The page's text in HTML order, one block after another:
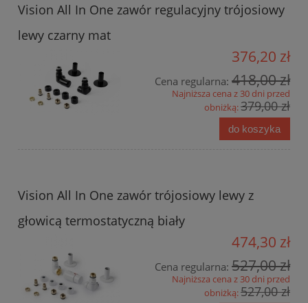
Vision All In One zawór regulacyjny trójosiowy
lewy czarny mat
376,20 zł
Cena regularna: 418,00 zł
Najniższa cena z 30 dni przed
obniżką:379,00 zł
do koszyka
Vision All In One zawór trójosiowy lewy z
głowicą termostatyczną biały
474,30 zł
Cena regularna: 527,00 zł
Najniższa cena z 30 dni przed
obniżką:527,00 zł